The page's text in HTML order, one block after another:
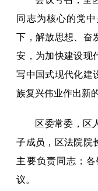
同志为核心的党
下，解放思想、奋
安，为加快建设现
写中国式现代化建
族复兴伟业作出新
区委常委，区
子成员，区法院院
主要负责同志；
议。